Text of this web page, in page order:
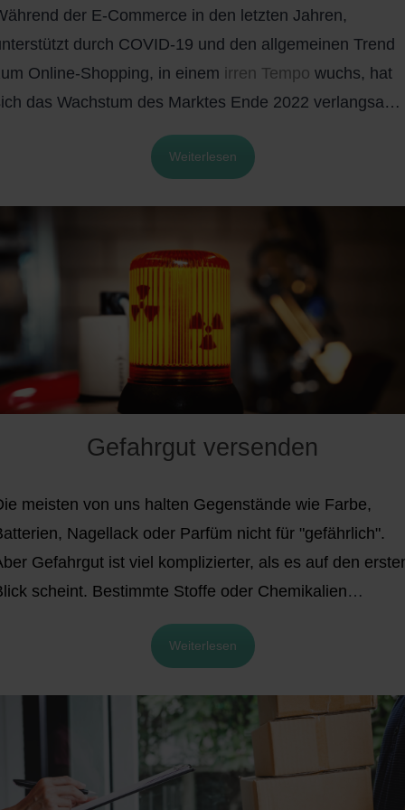
der E-Commerce in den letzten Jahren,
durch COVID-19 und den allgemeinen Trend
Online-Shopping, in einem irren Tempo wuchs, hat
das Wachstum des Marktes Ende 2022
Emissionen sind jedoch immer noch auf
Ein wichtiger Teil der Lieferkette im E-
wachsende Quelle für globale Emissionen
bedeutet, dass E-Commerce, eine der
wachsenden Industrien
weltweit, ebenso
wächst, wenn es um die Quelle globaler
Weiterlesen
Gefahrgut versenden
meisten von uns halten Gegenstände wie Farbe,
Nagellack oder Parfüm nicht für "gefährlich".
Gefahrgut ist viel komplizierter, als es auf den
scheint. Bestimmte Stoffe oder Chemikalien
ein gründliches Risikomanagement, um eine
Handhabung und einen gefahrlosen Transport zu
nicht betroffen sein. Andere, wie z. B.
die Kosmetik- und Unterhaltungselektronik
müssen möglicherweise ihre gesamte
auf die Anforderungen für den
Weiterlesen